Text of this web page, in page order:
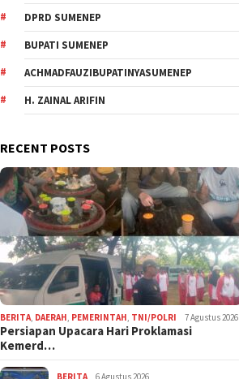
DPRD SUMENEP
BUPATI SUMENEP
ACHMADFAUZIBUPATINYASUMENEP
H. ZAINAL ARIFIN
RECENT POSTS
BERITA, DAERAH, PEMERINTAH, TNI/POLRI 7 Agustus 2026
Persiapan Upacara Hari Proklamasi
Kemerd…
BERITA 6 Agustus 2026